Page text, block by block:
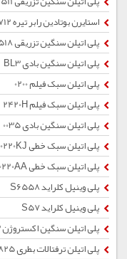
استایرن بوتادین رابر تیره 1712
پلی اتیلن سنگین تزریقی 52518
پلی اتیلن سنگین بادی BL3
پلی اتیلن سبک فیلم 0200
پلی اتیلن سبک فیلم 2420H
پلی اتیلن سنگین بادی 0035
پلی اتیلن سبک خطی 0220KJ
پلی اتیلن سبک خطی 0220AA
پلی وینیل کلراید S6558
پلی وینیل کلراید S57
پلی اتیلن سنگین اکستروژن EX3
پلی اتیلن ترفتالات بطری BG825